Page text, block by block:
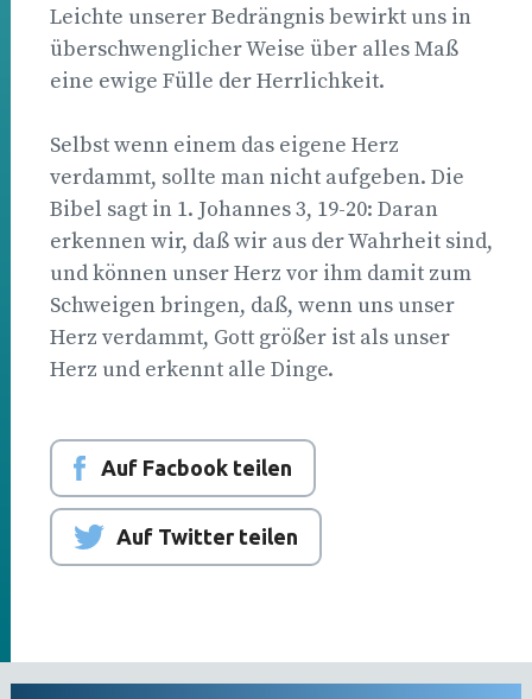
Leichte unserer Bedrängnis bewirkt uns in
überschwenglicher Weise über alles Maß
eine ewige Fülle der Herrlichkeit.
Selbst wenn einem das eigene Herz
verdammt, sollte man nicht aufgeben. Die
Bibel sagt in 1. Johannes 3, 19-20: Daran
erkennen wir, daß wir aus der Wahrheit sind,
und können unser Herz vor ihm damit zum
Schweigen bringen, daß, wenn uns unser
Herz verdammt, Gott größer ist als unser
Herz und erkennt alle Dinge.
Auf Facbook teilen
Auf Twitter teilen